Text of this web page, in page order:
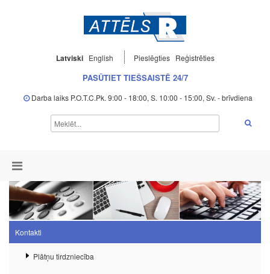
Latviski English Pieslēgties Reģistrēties
PASŪTIET TIEŠSAISTĒ 24/7
Darba laiks P.O.T.C.Pk. 9:00 - 18:00, S. 10:00 - 15:00, Sv. - brīvdiena
Kontakti
Plātņu tirdzniecība